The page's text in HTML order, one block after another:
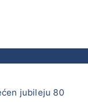
jubileju 80